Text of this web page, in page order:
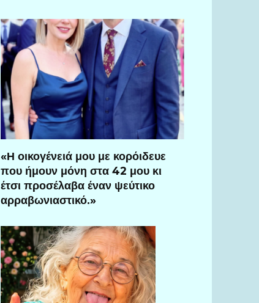
«Η οικογένειά μου με κορόιδευε
που ήμουν μόνη στα 42 μου κι
έτσι προσέλαβα έναν ψεύτικο
αρραβωνιαστικό.»